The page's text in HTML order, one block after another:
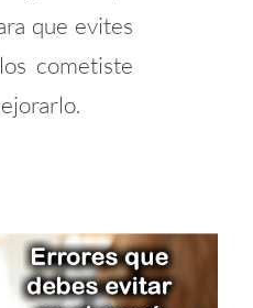
que evites
cometiste